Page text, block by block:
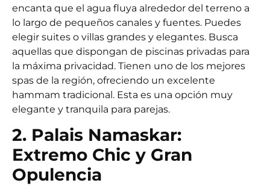
encanta que el agua fluya alrededor del terreno a
lo largo de pequeños canales y fuentes. Puedes
elegir suites o villas grandes y elegantes. Busca
aquellas que dispongan de piscinas privadas para
la máxima privacidad. Tienen uno de los mejores
spas de la región, ofreciendo un excelente
hammam tradicional. Esta es una opción muy
elegante y tranquila para parejas.
2. Palais Namaskar:
Extremo Chic y Gran
Opulencia